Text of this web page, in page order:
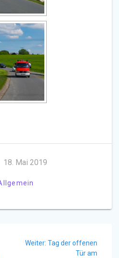
18. Mai 2019
Weiter: Nächster
Tag der offenen
Tür am